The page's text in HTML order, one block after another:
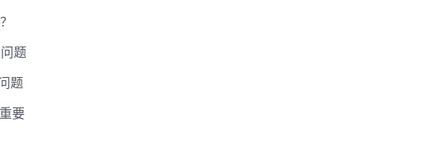
题
题
要